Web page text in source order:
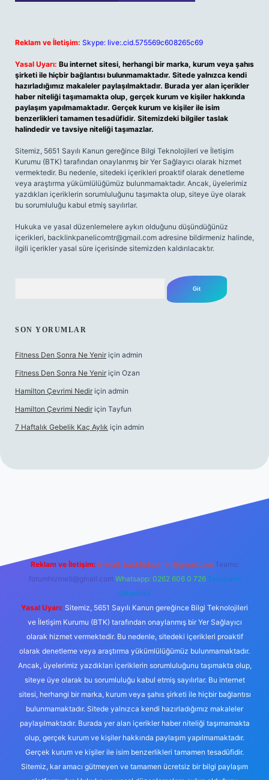
Reklam ve İletişim: Skype: live:.cid.575569c608265c69
Yasal Uyarı: Bu internet sitesi, herhangi bir marka, kurum veya şahıs
şirketi ile hiçbir bağlantısı bulunmamaktadır. Sitede yalnızca kendi
hazırladığımız makaleler paylaşılmaktadır. Burada yer alan içerikler
haber niteliği taşımamakta olup, gerçek kurum ve kişiler hakkında
paylaşım yapılmamaktadır. Gerçek kurum ve kişiler ile isim
benzerlikleri tamamen tesadüfidir. Sitemizdeki bilgiler taslak
halindedir ve tavsiye niteliği taşımazlar.
Sitemiz, 5651 Sayılı Kanun gereğince Bilgi Teknolojileri ve İletişim
Kurumu (BTK) tarafından onaylanmış bir Yer Sağlayıcı olarak hizmet
vermektedir. Bu nedenle, sitedeki içerikleri proaktif olarak denetleme
veya araştırma yükümlülüğümüz bulunmamaktadır. Ancak, üyelerimiz
yazdıkları içeriklerin sorumluluğunu taşımakta olup, siteye üye olarak
bu sorumluluğu kabul etmiş sayılırlar.
Hukuka ve yasal düzenlemelere aykırı olduğunu düşündüğünüz
içerikleri, backlinkpanelicomtr@gmail.com adresine bildirmeniz halinde,
ilgili içerikler yasal süre içerisinde sitemizden kaldırılacaktır.
SON YORUMLAR
Fitness Den Sonra Ne Yenir için admin
Fitness Den Sonra Ne Yenir için Ozan
Hamilton Çevrimi Nedir için admin
Hamilton Çevrimi Nedir için Tayfun
7 Haftalık Gebelik Kaç Aylık için admin
Reklam ve İletişim: E-mail: backlinkpaneli@gmail.com Teams:
forumhizmeti@gmail.com Whatsapp: 0262 606 0 726 Telegram:
@karabul
Yasal Uyarı: Sitemiz, 5651 Sayılı Kanun gereğince Bilgi Teknolojileri
ve İletişim Kurumu (BTK) tarafından onaylanmış bir Yer Sağlayıcı
olarak hizmet vermektedir. Bu nedenle, sitedeki içerikleri proaktif
olarak denetleme veya araştırma yükümlülüğümüz bulunmamaktadır.
Ancak, üyelerimiz yazdıkları içeriklerin sorumluluğunu taşımakta olup,
siteye üye olarak bu sorumluluğu kabul etmiş sayılırlar. Bu internet
sitesi, herhangi bir marka, kurum veya şahıs şirketi ile hiçbir bağlantısı
bulunmamaktadır. Sitede yalnızca kendi hazırladığımız makaleler
paylaşılmaktadır. Burada yer alan içerikler haber niteliği taşımamakta
olup, gerçek kurum ve kişiler hakkında paylaşım yapılmamaktadır.
Gerçek kurum ve kişiler ile isim benzerlikleri tamamen tesadüfidir.
Sitemiz, kar amacı gütmeyen ve tamamen ücretsiz bir bilgi paylaşım